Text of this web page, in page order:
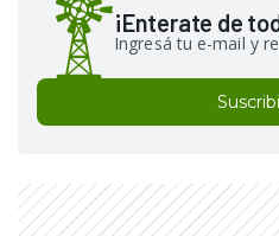
¡Enterate de
Ingresá tu e-mail y